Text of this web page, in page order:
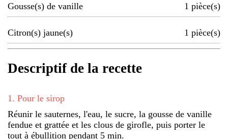
Gousse(s) de vanille 1 pièce(s)
Citron(s) jaune(s) 1 pièce(s)
Descriptif de la recette
1 . Pour le sirop
Réunir le sauternes, l'eau, le sucre, la gousse de vanille
fendue et grattée et les clous de girofle, puis porter le
tout à ébullition pendant 5 min.